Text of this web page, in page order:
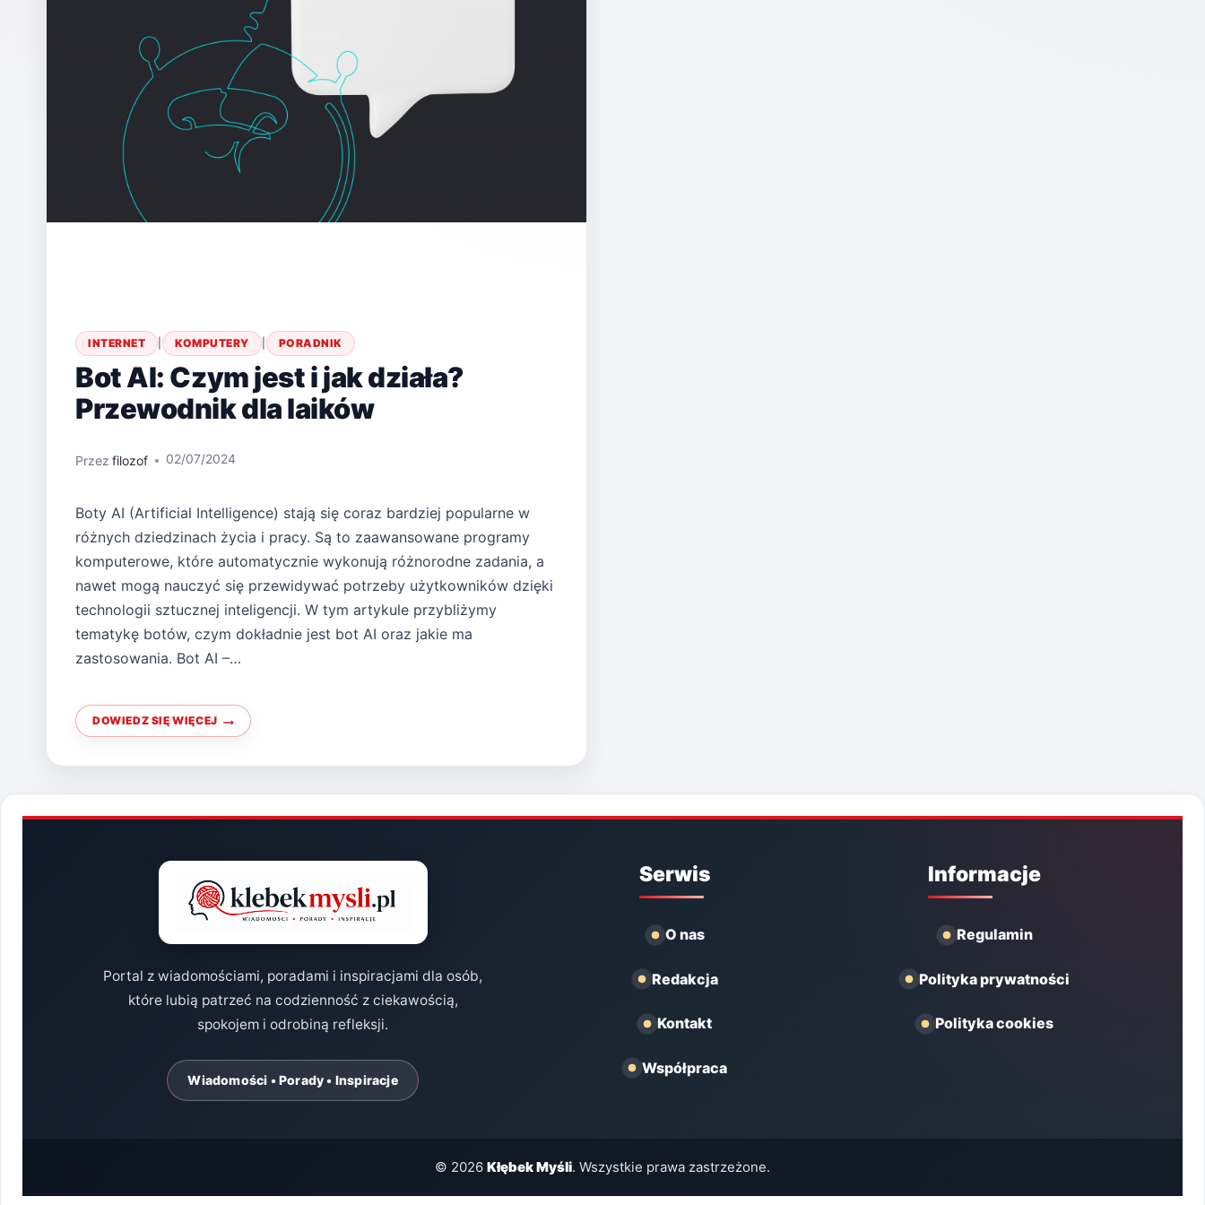
INTERNET | KOMPUTERY | PORADNIK
Bot AI: Czym jest i jak działa?
Przewodnik dla laików
Przez filozof 02/07/2024
Boty AI (Artificial Intelligence) stają się coraz bardziej popularne w
różnych dziedzinach życia i pracy. Są to zaawansowane programy
komputerowe, które automatycznie wykonują różnorodne zadania, a
nawet mogą nauczyć się przewidywać potrzeby użytkowników dzięki
technologii sztucznej inteligencji. W tym artykule przybliżymy
tematykę botów, czym dokładnie jest bot AI oraz jakie ma
zastosowania. Bot AI –…
DOWIEDZ SIĘ WIĘCEJ
BOT
AI:
I
LAIKÓW
Portal z wiadomościami, poradami i inspiracjami dla osób,
które lubią patrzeć na codzienność z ciekawością,
spokojem i odrobiną refleksji.
Wiadomości • Porady • Inspiracje
Serwis
O nas
Redakcja
Kontakt
Współpraca
Informacje
Regulamin
Polityka prywatności
Polityka cookies
© 2026 Kłębek Myśli. Wszystkie prawa zastrzeżone.